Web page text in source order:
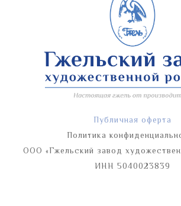
Публичная оферта
Политика
ООО «Гжельский завод
ИНН 5040023839